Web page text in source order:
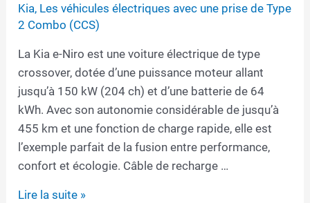
Kia, Les véhicules électriques avec une prise de Type
2 Combo (CCS)
La Kia e-Niro est une voiture électrique de type
crossover, dotée d’une puissance moteur allant
jusqu’à 150 kW (204 ch) et d’une batterie de 64
kWh. Avec son autonomie considérable de jusqu’à
455 km et une fonction de charge rapide, elle est
l’exemple parfait de la fusion entre performance,
confort et écologie. Câble de recharge …
Câble
Lire la suite »